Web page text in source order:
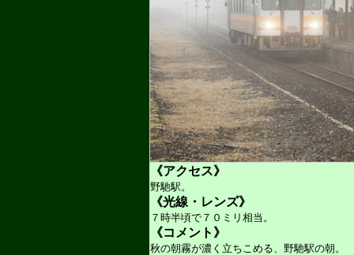
《アクセス》
野馳駅。
《光線・レンズ》
７時半頃で７０ミリ相当。
《コメント》
秋の朝霧が濃く立ちこめる、野馳駅の朝。